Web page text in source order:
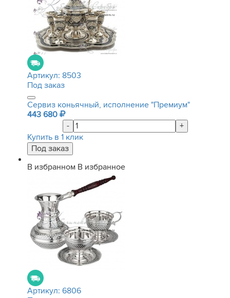
Артикул: 8503
Под заказ
Сервиз коньячный, исполнение "Премиум"
443 680
-
+
Купить в 1 клик
В избранном В избранное
Артикул: 6806